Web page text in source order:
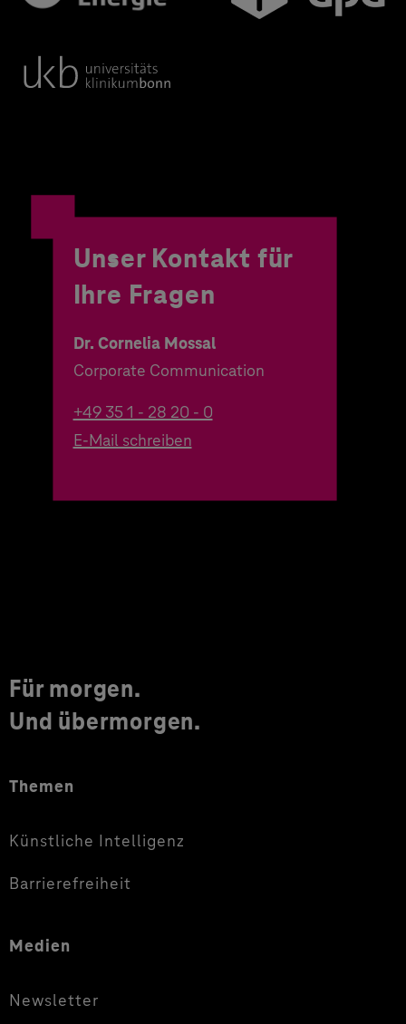
Unser Kontakt für
Ihre Fragen
Dr. Cornelia Mossal
Corporate Communication
+49 35 1 - 28 20 - 0
E-Mail schreiben
Für morgen.
Und übermorgen.
Themen
Künstliche Intelligenz
Barrierefreiheit
Medien
Newsletter